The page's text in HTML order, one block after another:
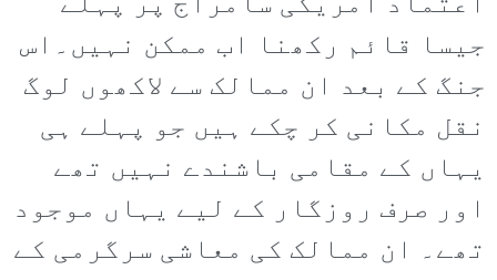
جیسا قائم رکھنا اب ممکن نہیں۔اس
جنگ کے بعد ان ممالک سے لاکھوں لوگ
نقل مکانی کر چکے ہیں جو پہلے ہی
یہاں کے مقامی باشندے نہیں تھے
اور صرف روزگار کے لیے یہاں موجود
تھے۔ ان ممالک کی معاشی سرگرمی کے